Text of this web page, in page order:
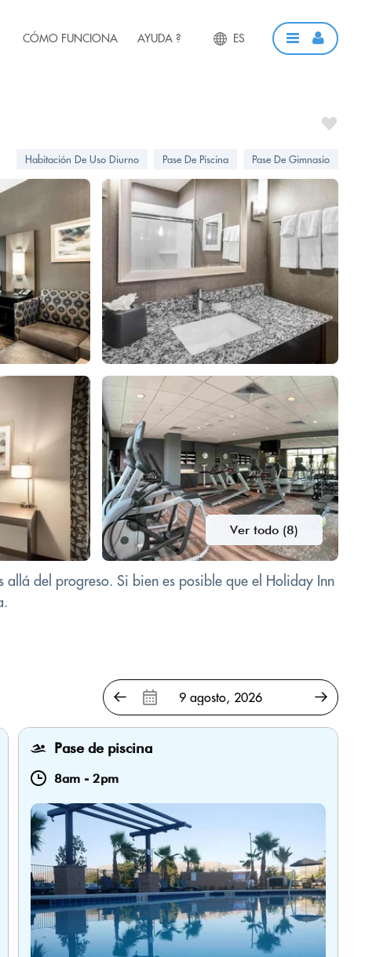
CÓMO FUNCIONA AYUDA ? ES
Habitación De Uso Diurno Pase De Piscina Pase De Gimnasio
Ver todo (8)
del progreso. Si bien es posible que el Holiday Inn
Pase de piscina
8am - 2pm